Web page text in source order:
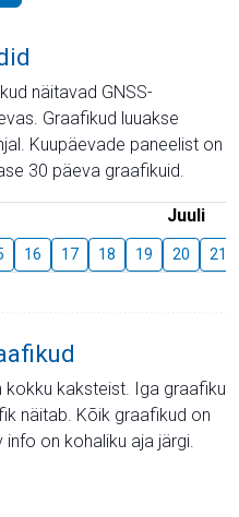
näitavad GNSS-
Graafikud luuakse
Kuupäevade paneelist on
30 päeva graafikuid.
Juuli
16 17 18 19 20 21
kokku kaksteist. Iga graafiku
näitab. Kõik graafikud on
on kohaliku aja järgi.